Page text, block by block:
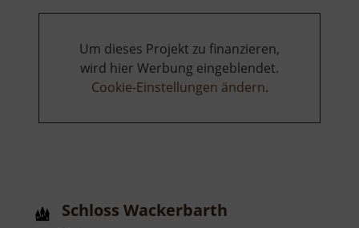
Um dieses Projekt zu finanzieren,
wird hier Werbung eingeblendet.
Cookie-Einstellungen ändern.
Schloss Wackerbarth